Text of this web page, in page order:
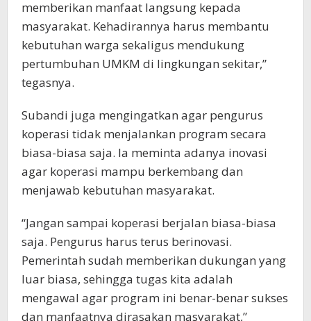
memberikan manfaat langsung kepada
masyarakat. Kehadirannya harus membantu
kebutuhan warga sekaligus mendukung
pertumbuhan UMKM di lingkungan sekitar,”
tegasnya.
Subandi juga mengingatkan agar pengurus
koperasi tidak menjalankan program secara
biasa-biasa saja. Ia meminta adanya inovasi
agar koperasi mampu berkembang dan
menjawab kebutuhan masyarakat.
“Jangan sampai koperasi berjalan biasa-biasa
saja. Pengurus harus terus berinovasi.
Pemerintah sudah memberikan dukungan yang
luar biasa, sehingga tugas kita adalah
mengawal agar program ini benar-benar sukses
dan manfaatnya dirasakan masyarakat,”